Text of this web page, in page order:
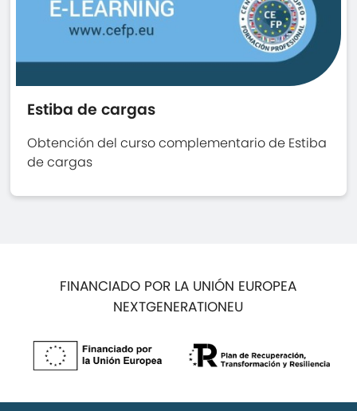
Estiba de cargas
Obtención del curso complementario de Estiba
de cargas
FINANCIADO POR LA UNIÓN EUROPEA
NEXTGENERATIONEU